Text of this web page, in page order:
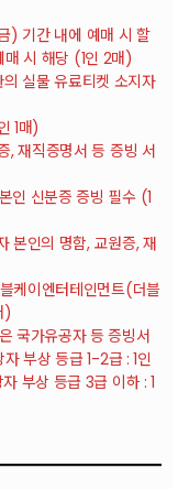
기간 내에 예매 시 할
시 해당 (1인 2매)
실물 유료티켓 소지자
1매)
, 재직증명서 등 증빙 서
인 신분증 증빙 필수 (1
본인의 명함, 교원증, 재
케이엔터테인먼트(더블
)
국가유공자 등 증빙서
부상 등급 1-2급 : 1인
부상 등급 3급 이하 : 1